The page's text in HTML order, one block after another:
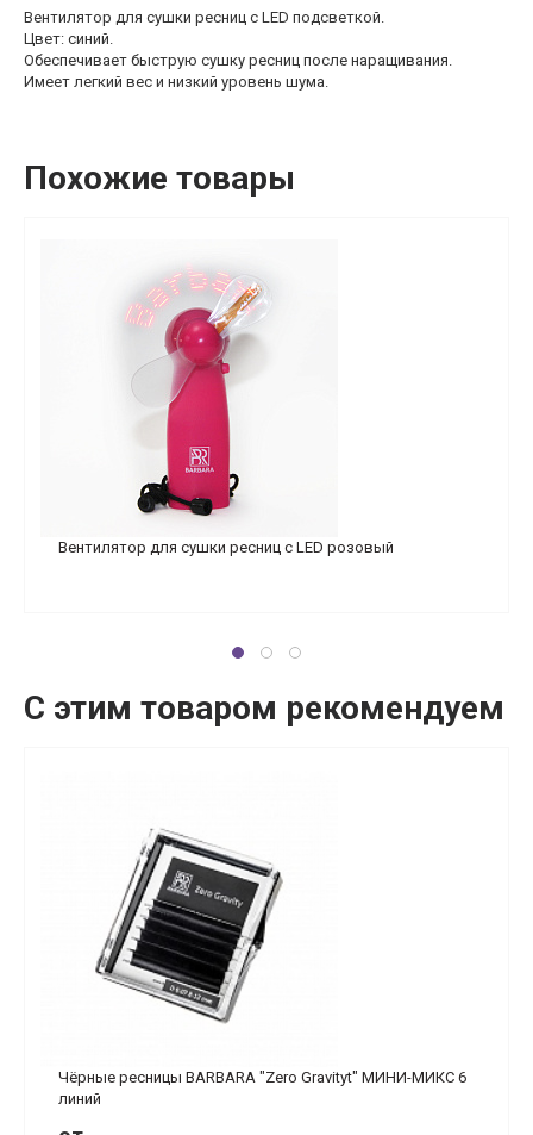
Вентилятор для сушки ресниц с LED подсветкой.
Цвет: синий.
Обеспечивает быструю сушку ресниц после наращивания.
Имеет легкий вес и низкий уровень шума.
Похожие товары
Вентилятор для сушки ресниц с LED розовый
С этим товаром рекомендуем
Чёрные ресницы BARBARA "Zero Gravityt" МИНИ-МИКС 6
линий